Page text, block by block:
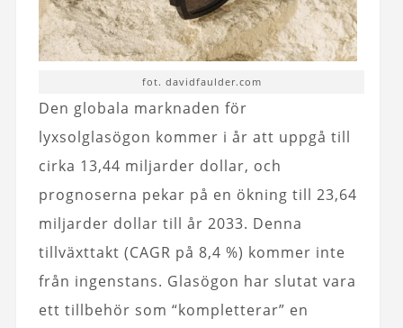
fot. davidfaulder.com
Den globala marknaden för
lyxsolglasögon kommer i år att uppgå till
cirka 13,44 miljarder dollar, och
prognoserna pekar på en ökning till 23,64
miljarder dollar till år 2033. Denna
tillväxttakt (CAGR på 8,4 %) kommer inte
från ingenstans. Glasögon har slutat vara
ett tillbehör som “kompletterar” en